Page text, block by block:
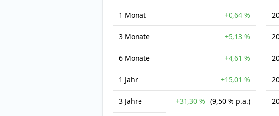
1 Monat +0,64 %
3 Monate +5,13 %
6 Monate +4,61 %
1 Jahr +15,01 %
3 Jahre +31,30 % (9,50 % p.a.)